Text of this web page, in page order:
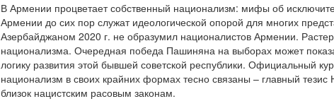
В Армении процветает собственный национализм: мифы об
Армении до сих пор служат идеологической опорой для многих
Азербайджаном 2020 г. не образумил националистов Армении.
национализма. Очередная победа Пашиняна на выборах может
логику развития этой бывшей советской республики. Официальный
национализм в своих крайних формах тесно связаны – главный
близок нацистским расовым законам.